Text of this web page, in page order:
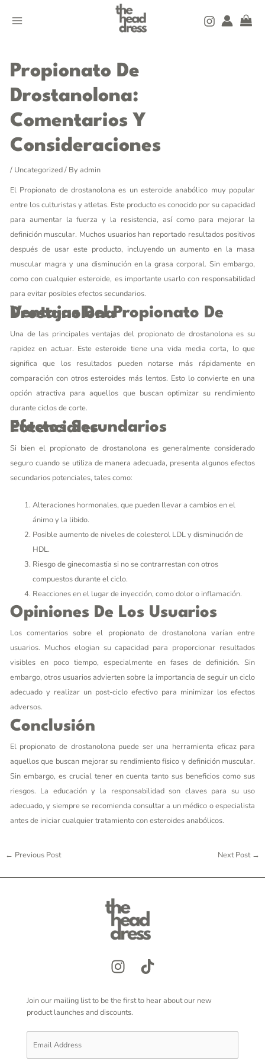
MENU
Propionato De
Drostanolona:
Comentarios Y
Consideraciones
/ Uncategorized/ By admin
El Propionato de drostanolona es un esteroide anabólico muy popular
entre los culturistas y atletas. Este producto es conocido por su capacidad
para aumentar la fuerza y la resistencia, así como para mejorar la
definición muscular. Muchos usuarios han reportado resultados positivos
después de usar este producto, incluyendo un aumento en la masa
muscular magra y una disminución en la grasa corporal. Sin embargo,
como con cualquier esteroide, es importante usarlo con responsabilidad
para evitar posibles efectos secundarios.
Ventajas Del Propionato De Drostanolona
Una de las principales ventajas del propionato de drostanolona es su
rapidez en actuar. Este esteroide tiene una vida media corta, lo que
significa que los resultados pueden notarse más rápidamente en
comparación con otros esteroides más lentos. Esto lo convierte en una
opción atractiva para aquellos que buscan optimizar su rendimiento
durante ciclos de corte.
Efectos Secundarios Potenciales
Si bien el propionato de drostanolona es generalmente considerado
seguro cuando se utiliza de manera adecuada, presenta algunos efectos
secundarios potenciales, tales como:
Alteraciones hormonales, que pueden llevar a cambios en el
ánimo y la libido.
Posible aumento de niveles de colesterol LDL y disminución de
HDL.
Riesgo de ginecomastia si no se contrarrestan con otros
compuestos durante el ciclo.
Reacciones en el lugar de inyección, como dolor o inflamación.
Opiniones De Los Usuarios
Los comentarios sobre el propionato de drostanolona varían entre
usuarios. Muchos elogian su capacidad para proporcionar resultados
visibles en poco tiempo, especialmente en fases de definición. Sin
embargo, otros usuarios advierten sobre la importancia de seguir un ciclo
adecuado y realizar un post-ciclo efectivo para minimizar los efectos
adversos.
Conclusión
El propionato de drostanolona puede ser una herramienta eficaz para
aquellos que buscan mejorar su rendimiento físico y definición muscular.
Sin embargo, es crucial tener en cuenta tanto sus beneficios como sus
riesgos. La educación y la responsabilidad son claves para su uso
adecuado, y siempre se recomienda consultar a un médico o especialista
antes de iniciar cualquier tratamiento con esteroides anabólicos.
navigation
← Previous Post Next Post →
Join our mailing list to be the first to hear about our new
product launches and discounts.